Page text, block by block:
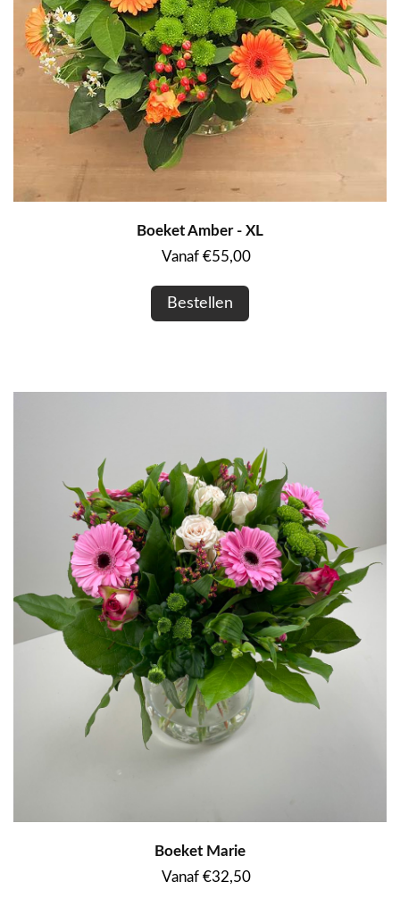
Boeket Amber - XL
Vanaf €55,00
Bestellen
Boeket Marie
Vanaf €32,50